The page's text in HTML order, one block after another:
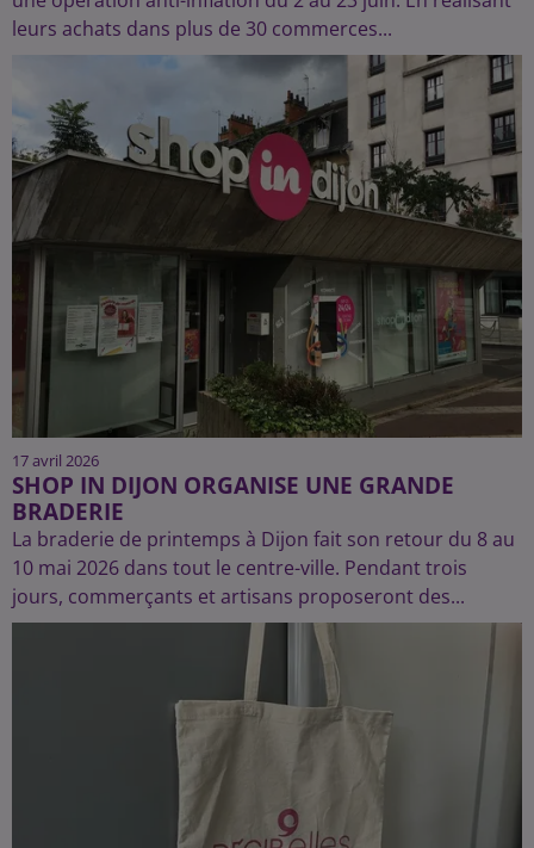
leurs achats dans plus de 30 commerces...
17 avril 2026
SHOP IN DIJON ORGANISE UNE GRANDE
BRADERIE
La braderie de printemps à Dijon fait son retour du 8 au
10 mai 2026 dans tout le centre-ville. Pendant trois
jours, commerçants et artisans proposeront des...